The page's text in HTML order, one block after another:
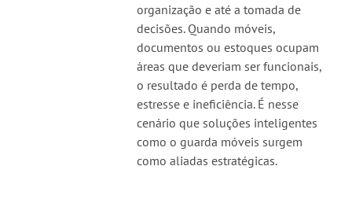
organização e até a tomada de
decisões. Quando móveis,
documentos ou estoques ocupam
áreas que deveriam ser funcionais,
o resultado é perda de tempo,
estresse e ineficiência. É nesse
cenário que soluções inteligentes
como o guarda móveis surgem
como aliadas estratégicas.